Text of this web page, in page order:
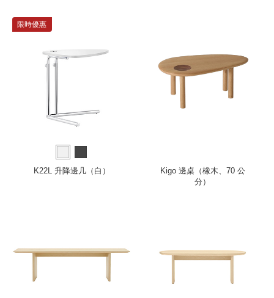
限時優惠
K22L 升降邊几（白）
Kigo 邊桌（橡木、70 公
分）